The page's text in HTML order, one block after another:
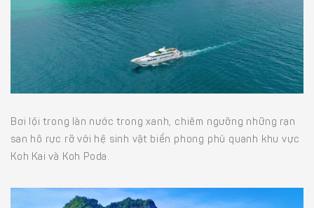
Bơi lội trong làn nước trong xanh, chiêm ngưỡng những rạn
san hô rực rỡ với hệ sinh vật biển phong phú quanh khu vực
Koh Kai và Koh Poda.